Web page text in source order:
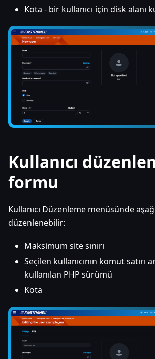
Kota - bir kullanıcı için disk alanı
Kullanıcı
formu
Kullanıcı Düzenleme menüsünde
düzenlenebilir:
Maksimum site sınırı
Seçilen kullanıcının komut satırı
kullanılan PHP sürümü
Kota